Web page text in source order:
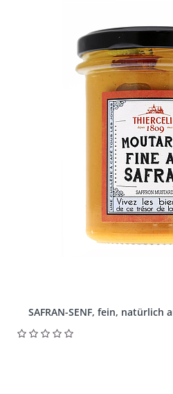
SAFRAN-SENF, fein, natürlich